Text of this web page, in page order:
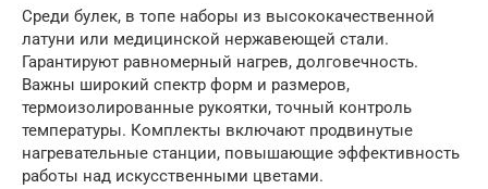
Среди булек, в топе наборы из высококачественной
латуни или медицинской нержавеющей стали.
Гарантируют равномерный нагрев, долговечность.
Важны широкий спектр форм и размеров,
термоизолированные рукоятки, точный контроль
температуры. Комплекты включают продвинутые
нагревательные станции, повышающие эффективность
работы над искусственными цветами.